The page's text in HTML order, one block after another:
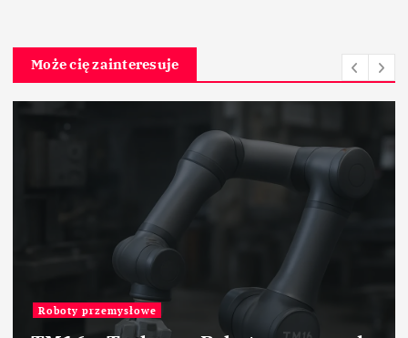
Może cię zainteresuje
Przemysł chemiczny